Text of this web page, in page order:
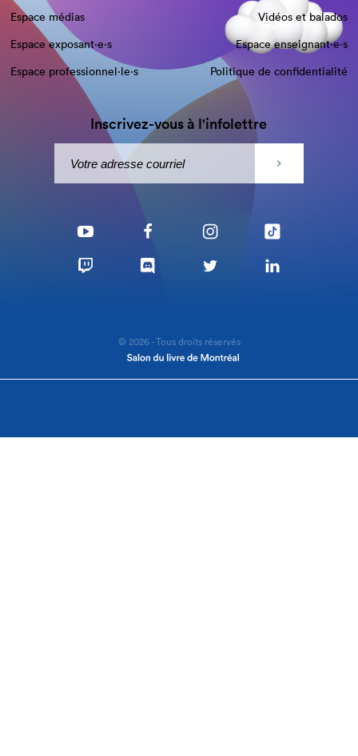
Espace médias
Vidéos et balados
Espace exposant·e⋅s
Espace enseignant·e⋅s
Espace professionnel·le⋅s
Politique de confidentialité
Inscrivez-vous à l'infolettre
© 2026 - Tous droits réservés